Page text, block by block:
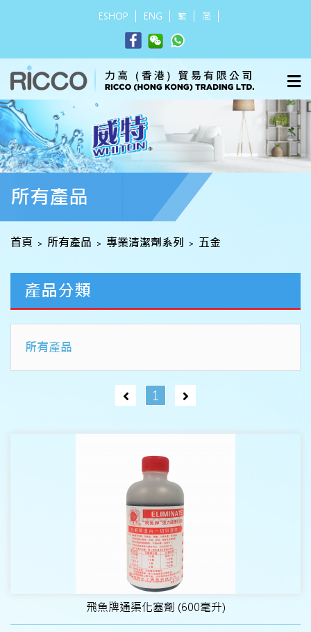
ESHOP ENG 繁 简
所有產品
首頁 > 所有產品 > 專業清潔劑系列 > 五金
產品分類
所有產品
1
飛魚牌通渠化塞劑 (600毫升)